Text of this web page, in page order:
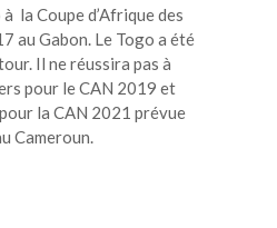
la Coupe d’Afrique des
au Gabon. Le Togo a été
Il ne réussira pas à
pour le CAN 2019 et
la CAN 2021 prévue
Cameroun.